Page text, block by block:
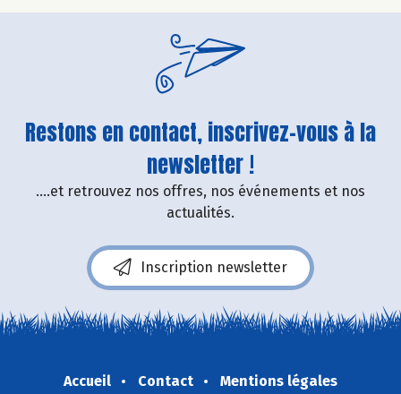
Restons en contact, inscrivez-vous à la
newsletter !
....et retrouvez nos offres, nos événements et nos
actualités.
Inscription newsletter
Accueil Contact
Mentions légales